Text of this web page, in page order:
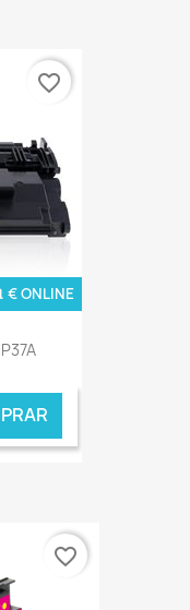
€ ONLINE
favorite_border
favorite_border